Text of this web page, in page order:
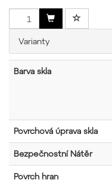
Varianty
Barva skla
Povrchová úprava skla
Bezpečnostní Nátěr
Povrch hran